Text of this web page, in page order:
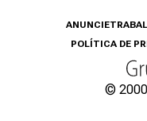
ANUNCIE
POLÍTICA DE
©